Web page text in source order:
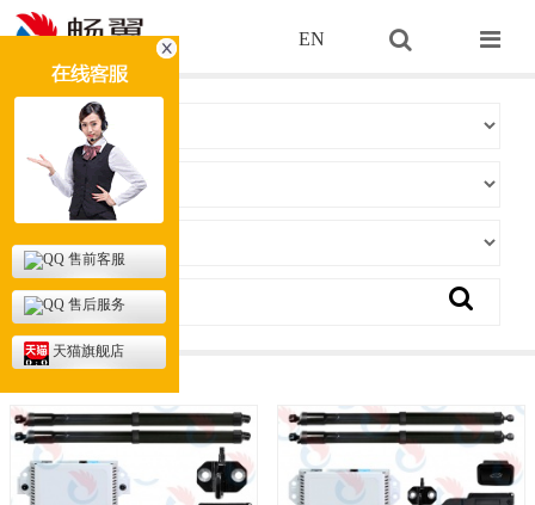
EN
售前客服
售后服务
天猫旗舰店